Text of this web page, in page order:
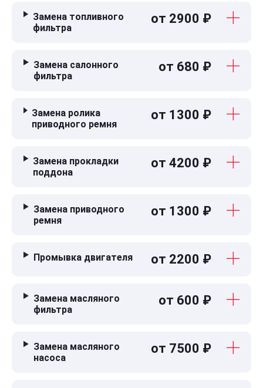
Замена топливного
фильтра
от 2900 ₽
Замена салонного
фильтра
от 680 ₽
Замена ролика
приводного ремня
от 1300 ₽
Замена прокладки
поддона
от 4200 ₽
Замена приводного
ремня
от 1300 ₽
Промывка двигателя от 2200 ₽
Замена масляного
фильтра
от 600 ₽
Замена масляного
насоса
от 7500 ₽